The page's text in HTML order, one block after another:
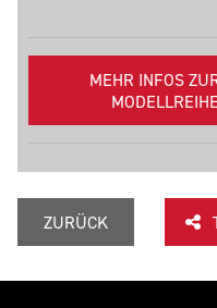
MEHR INFOS
ZURÜCK